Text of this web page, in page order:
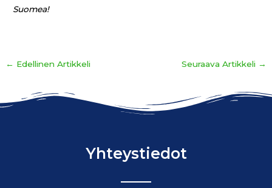
Suomea!
← Edellinen Artikkeli Seuraava Artikkeli →
Yhteystiedot